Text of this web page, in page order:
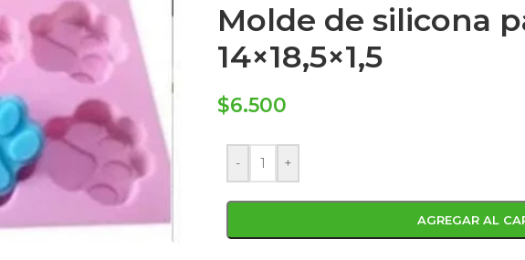
Molde de silicona
14×18,5×1,5
$6.500
- +
AGREGAR AL